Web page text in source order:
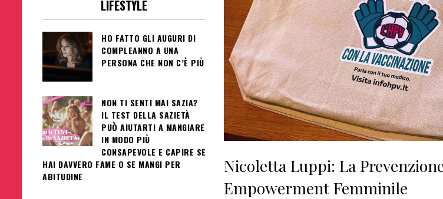
Nicoletta Luppi: La
Empowerment Femminile
LIFESTYLE
HO FATTO GLI AUGURI DI
COMPLEANNO A UNA
PERSONA CHE NON C’È PIÙ
NON TI SENTI MAI SAZIA?
IL TEST DELLA SAZIETÀ
PUÒ AIUTARTI A MANGIARE
IN MODO PIÙ
CONSAPEVOLE E CAPIRE SE
HAI DAVVERO FAME O SE MANGI PER
ABITUDINE